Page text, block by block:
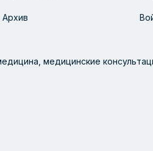
Архив
медицинские